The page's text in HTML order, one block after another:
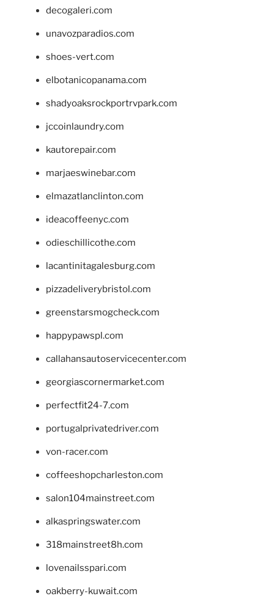
decogaleri.com
unavozparadios.com
shoes-vert.com
elbotanicopanama.com
shadyoaksrockportrvpark.com
jccoinlaundry.com
kautorepair.com
marjaeswinebar.com
elmazatlanclinton.com
ideacoffeenyc.com
odieschillicothe.com
lacantinitagalesburg.com
pizzadeliverybristol.com
greenstarsmogcheck.com
happypawspl.com
callahansautoservicecenter.com
georgiascornermarket.com
perfectfit24-7.com
portugalprivatedriver.com
von-racer.com
coffeeshopcharleston.com
salon104mainstreet.com
alkaspringswater.com
318mainstreet8h.com
lovenailsspari.com
oakberry-kuwait.com